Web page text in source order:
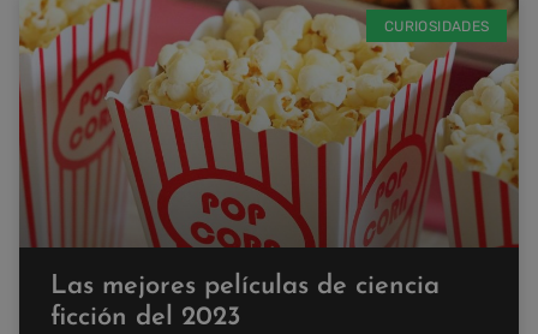
CURIOSIDADES
Las mejores películas de ciencia
ficción del 2023